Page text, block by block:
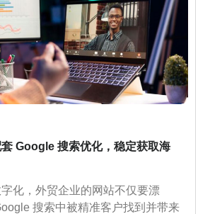
Google 搜索优化，稳定获取海
化，外贸企业的网站不仅要漂
搜索中被精准客户找到并带来